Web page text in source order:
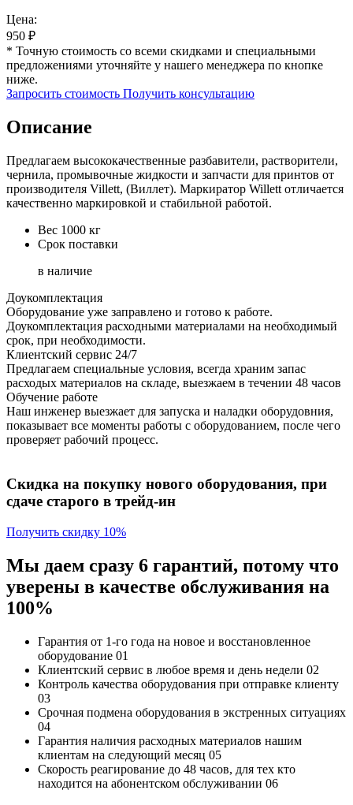
Цена:
950 ₽
* Точную стоимость со всеми скидками и специальными
предложениями уточняйте у нашего менеджера по кнопке
ниже.
Запросить стоимость Получить консультацию
Описание
Предлагаем высококачественные разбавители, растворители,
чернила, промывочные жидкости и запчасти для принтов от
производителя Villett, (Виллет). Маркиратор Willett отличается
качественно маркировкой и стабильной работой.
Вес 1000 кг
Срок поставки
в наличие
Доукомплектация
Оборудование уже заправлено и готово к работе.
Доукомплектация расходными материалами на необходимый
срок, при необходимости.
Клиентский сервис 24/7
Предлагаем специальные условия, всегда храним запас
расходых материалов на складе, выезжаем в течении 48 часов
Обучение работе
Наш инженер выезжает для запуска и наладки оборудовния,
показывает все моменты работы с оборудованием, после чего
проверяет рабочий процесс.
Скидка на покупку нового оборудования, при
сдаче старого в трейд-ин
Получить скидку 10%
Мы даем сразу 6 гарантий, потому что
уверены в качестве обслуживания на
100%
Гарантия от 1-го года на новое и восстановленное
оборудование 01
Клиентский сервис в любое время и день недели 02
Контроль качества оборудования при отправке клиенту
03
Срочная подмена оборудования в экстренных ситуациях
04
Гарантия наличия расходных материалов нашим
клиентам на следующий месяц 05
Скорость реагирование до 48 часов, для тех кто
находится на абонентском обслуживании 06